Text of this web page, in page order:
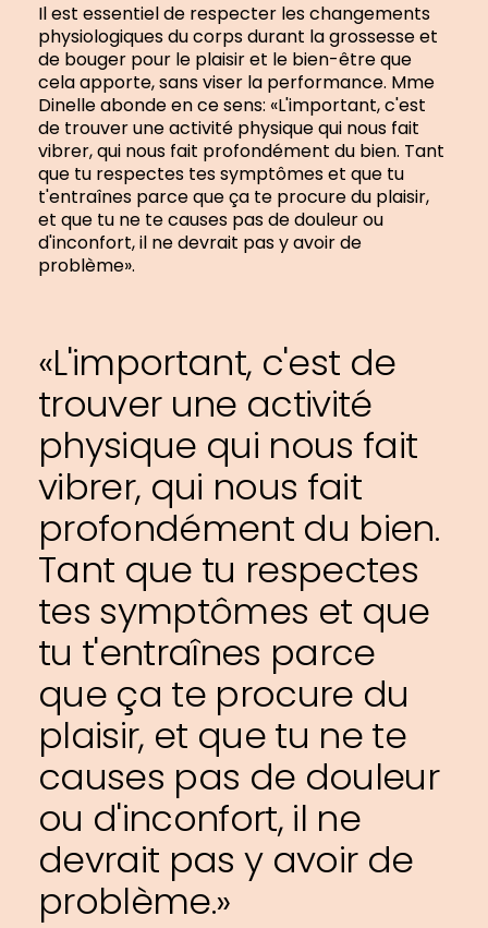
Il est essentiel de respecter les changements
physiologiques du corps durant la grossesse et
de bouger pour le plaisir et le bien-être que
cela apporte, sans viser la performance. Mme
Dinelle abonde en ce sens: «L'important, c'est
de trouver une activité physique qui nous fait
vibrer, qui nous fait profondément du bien. Tant
que tu respectes tes symptômes et que tu
t'entraînes parce que ça te procure du plaisir,
et que tu ne te causes pas de douleur ou
d'inconfort, il ne devrait pas y avoir de
problème».
«L'important, c'est de
trouver une activité
physique qui nous fait
vibrer, qui nous fait
profondément du bien.
Tant que tu respectes
tes symptômes et que
tu t'entraînes parce
que ça te procure du
plaisir, et que tu ne te
causes pas de douleur
ou d'inconfort, il ne
devrait pas y avoir de
problème.»